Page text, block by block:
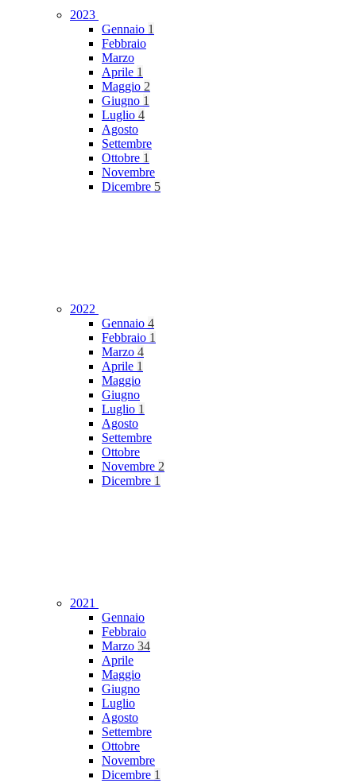
2023
Gennaio 1
Febbraio
Marzo
Aprile 1
Maggio 2
Giugno 1
Luglio 4
Agosto
Settembre
Ottobre 1
Novembre
Dicembre 5
2022
Gennaio 4
Febbraio 1
Marzo 4
Aprile 1
Maggio
Giugno
Luglio 1
Agosto
Settembre
Ottobre
Novembre 2
Dicembre 1
2021
Gennaio
Febbraio
Marzo 34
Aprile
Maggio
Giugno
Luglio
Agosto
Settembre
Ottobre
Novembre
Dicembre 1